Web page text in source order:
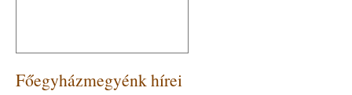
Főegyházmegyénk hírei